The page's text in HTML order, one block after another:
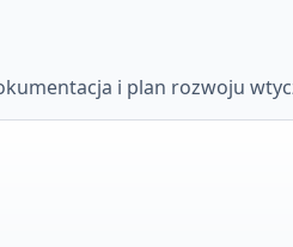
i plan rozwoju